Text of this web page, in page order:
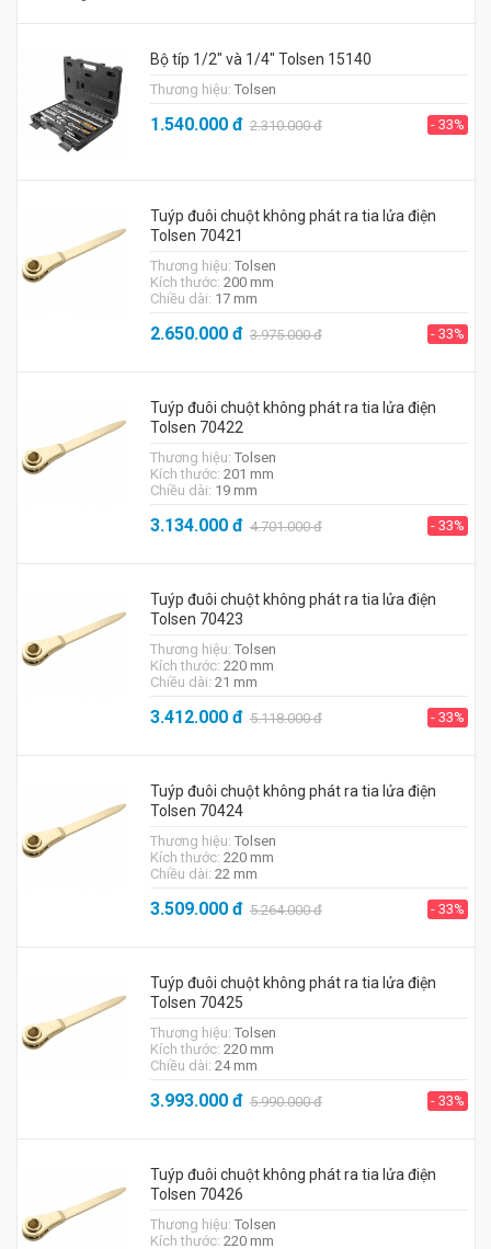
Bộ típ 1/2" và 1/4" Tolsen 15140
Thương hiệu: Tolsen
1.540.000đ 2.310.000đ - 33%
Tuýp đuôi chuột không phát ra tia lửa điện
Tolsen 70421
Thương hiệu: Tolsen
Kích thước: 200 mm
Chiều dài: 17 mm
2.650.000đ 3.975.000đ - 33%
Tuýp đuôi chuột không phát ra tia lửa điện
Tolsen 70422
Thương hiệu: Tolsen
Kích thước: 201 mm
Chiều dài: 19 mm
3.134.000đ 4.701.000đ - 33%
Tuýp đuôi chuột không phát ra tia lửa điện
Tolsen 70423
Thương hiệu: Tolsen
Kích thước: 220 mm
Chiều dài: 21 mm
3.412.000đ 5.118.000đ - 33%
Tuýp đuôi chuột không phát ra tia lửa điện
Tolsen 70424
Thương hiệu: Tolsen
Kích thước: 220 mm
Chiều dài: 22 mm
3.509.000đ 5.264.000đ - 33%
Tuýp đuôi chuột không phát ra tia lửa điện
Tolsen 70425
Thương hiệu: Tolsen
Kích thước: 220 mm
Chiều dài: 24 mm
3.993.000đ 5.990.000đ - 33%
Tuýp đuôi chuột không phát ra tia lửa điện
Tolsen 70426
Thương hiệu: Tolsen
Kích thước: 220 mm